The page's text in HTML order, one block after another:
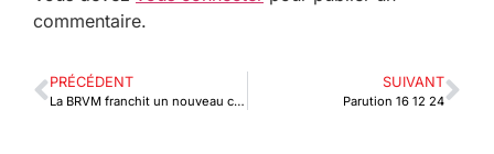
commentaire.
PRÉCÉDENT
La BRVM franchit un nouveau cap avec une capitalisation record de plus de 10 000 milliards de FCFA
SUIVANT
Parution 16 12 24